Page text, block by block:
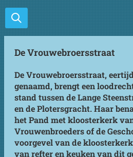
Ga
direct
naar
hoofdinhoud
De Vrouwebroersstraat
De Vrouwebroersstraat,
genaamd, brengt een
stand tussen de Lange
en de Plotersgracht. Haar
het Pand met kloosterkerk
Vrouwenbroeders of de
voorgevel van de
van refter en keuken van dit